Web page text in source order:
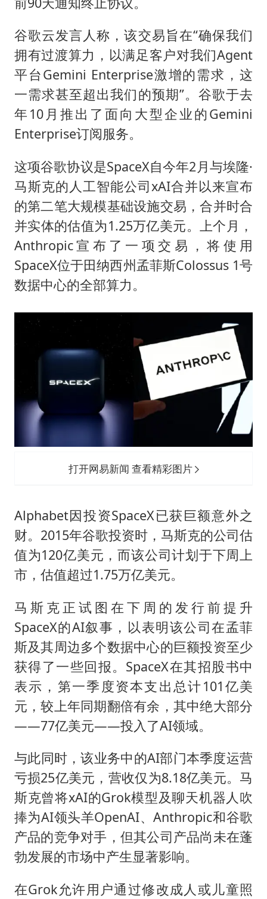
谷歌云发言人称，该交易旨在“确保我们
拥有过渡算力，以满足客户对我们Agent
平台Gemini Enterprise激增的需求，这
一需求甚至超出我们的预期”。谷歌于去
年10月推出了面向大型企业的Gemini
Enterprise订阅服务。
这项谷歌协议是SpaceX自今年2月与埃隆·
马斯克的人工智能公司xAI合并以来宣布
的第二笔大规模基础设施交易，合并时合
并实体的估值为1.25万亿美元。上个月，
Anthropic宣布了一项交易，将使用
SpaceX位于田纳西州孟菲斯Colossus 1号
数据中心的全部算力。
打开网易新闻 查看精彩图片
Alphabet因投资SpaceX已获巨额意外之
财。2015年谷歌投资时，马斯克的公司估
值为120亿美元，而该公司计划于下周上
市，估值超过1.75万亿美元。
马斯克正试图在下周的发行前提升
SpaceX的AI叙事，以表明该公司在孟菲
斯及其周边多个数据中心的巨额投资至少
获得了一些回报。SpaceX在其招股书中
表示，第一季度资本支出总计101亿美
元，较上年同期翻倍有余，其中绝大部分
——77亿美元——投入了AI领域。
与此同时，该业务中的AI部门本季度运营
亏损25亿美元，营收仅为8.18亿美元。马
斯克曾将xAI的Grok模型及聊天机器人吹
捧为AI领头羊OpenAI、Anthropic和谷歌
产品的竞争对手，但其公司产品尚未在蓬
勃发展的市场中产生显著影响。
在Grok允许用户通过修改成人或儿童照